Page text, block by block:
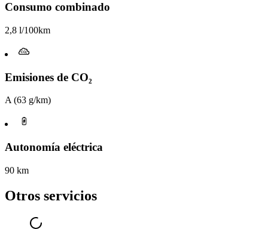
Consumo combinado
2,8 l/100km
Emisiones de CO₂
A (63 g/km)
Autonomía eléctrica
90 km
Otros servicios